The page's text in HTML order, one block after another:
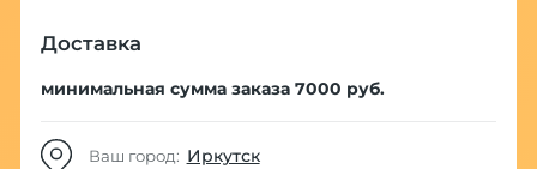
Доставка
минимальная сумма заказа 7000 руб.
Ваш город: Иркутск